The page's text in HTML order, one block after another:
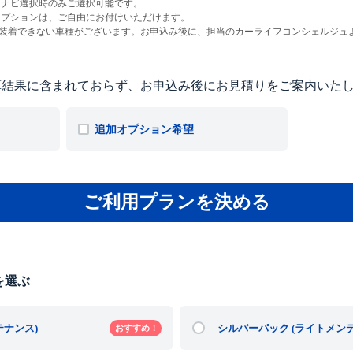
ビ選択時のみご選択可能です。
ションは、ご自由にお付けいただけます。
着できない車種がございます。お申込み後に、担当のカーライフコンシェルジュ
果に含まれておらず、お申込み後にお見積りをご案内いた
追加オプション希望
ご利用プランを決める
選ぶ
ナンス) おすすめ！ シルバーパック (ライトメン